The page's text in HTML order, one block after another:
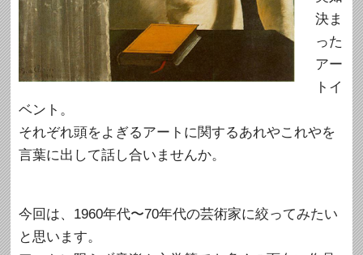
決ま
った
アー
トイ
ベント。
それぞれ頭をよぎるアートに関するあれやこれやを
言葉に出して話し合いませんか。
今回は、1960年代〜70年代の芸術家に絞ってみたい
と思います。